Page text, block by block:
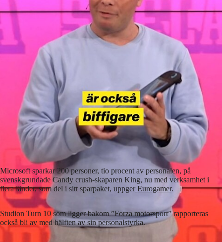
Microsoft sparkar 200 personer, tio procent av personalen, på
svenskgrundade Candy crush-skaparen King, nu med verksamhet i
flera länder, som del i sitt sparpaket, uppgerEurogamer.
Studion Turn 10 som ligger bakom ”Forza motorsport” rapporteras
också bli av med hälften av sin personalstyrka.